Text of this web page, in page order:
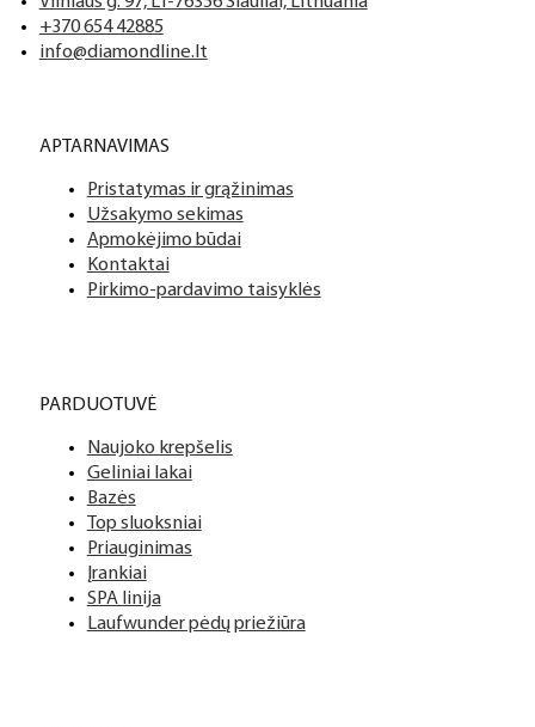
+370 654 42885
info@diamondline.lt
APTARNAVIMAS
Pristatymas ir grąžinimas
Užsakymo sekimas
Apmokėjimo būdai
Kontaktai
Pirkimo-pardavimo taisyklės
PARDUOTUVĖ
Naujoko krepšelis
Geliniai lakai
Bazės
Top sluoksniai
Priauginimas
Įrankiai
SPA linija
Laufwunder pėdų priežiūra